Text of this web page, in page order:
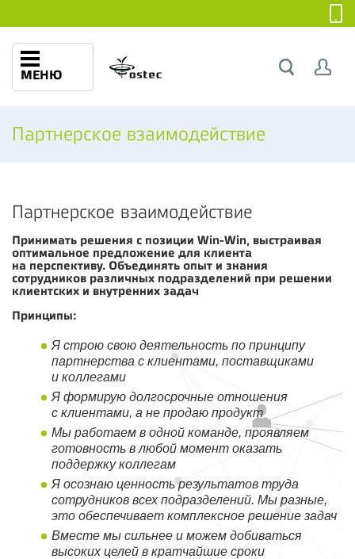
МЕНЮ
Партнерское взаимодействие
Партнерское взаимодействие
Принимать решения с позиции Win-Win, выстраивая
оптимальное предложение для клиента
на перспективу. Объединять опыт и знания
сотрудников различных подразделений при решении
клиентских и внутренних задач
Принципы:
Я строю свою деятельность по принципу
партнерства с клиентами, поставщиками
и коллегами
Я формирую долгосрочные отношения
с клиентами, а не продаю продукт
Мы работаем в одной команде, проявляем
готовность в любой момент оказать
поддержку коллегам
Я осознаю ценность результатов труда
сотрудников всех подразделений. Мы разные,
это обеспечивает комплексное решение задач
Вместе мы сильнее и можем добиваться
высоких целей в кратчайшие сроки